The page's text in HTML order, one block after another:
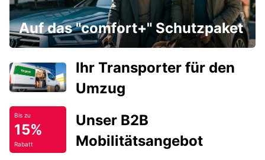
Auf das "comfort+" Schutzpaket
Ihr Transporter für den
Umzug
Bis zu
15%
Rabatt
Unser B2B
Mobilitätsangebot